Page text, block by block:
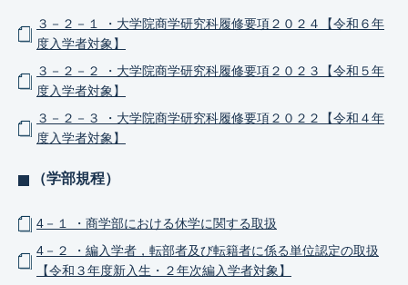
３－２－１ ・大学院商学研究科履修要項２０２４【令和６年
度入学者対象】
３－２－２ ・大学院商学研究科履修要項２０２３【令和５年
度入学者対象】
３－２－３ ・大学院商学研究科履修要項２０２２【令和４年
度入学者対象】
（学部規程）
4－１ ・商学部における休学に関する取扱
4－２ ・編入学者，転部者及び転籍者に係る単位認定の取扱
【令和３年度新入生・２年次編入学者対象】